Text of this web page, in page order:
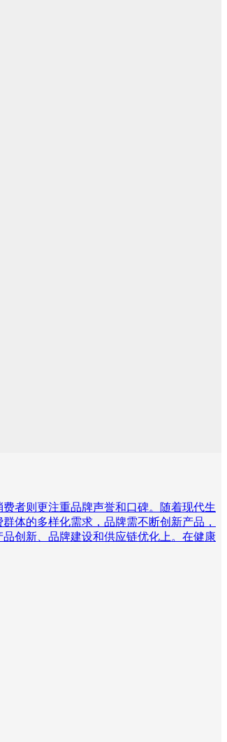
者则更注重品牌声誉和口碑。随着现代生
体的多样化需求，品牌需不断创新产品，
创新、品牌建设和供应链优化上。在健康